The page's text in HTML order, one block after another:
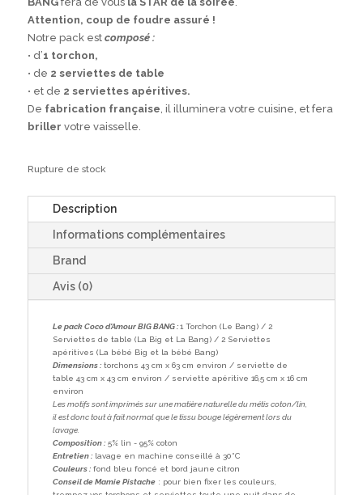
Attention, coup de foudre assuré !
Notre pack est composé :
• d’1 torchon,
• de 2 serviettes de table
• et de 2 serviettes apéritives.
De fabrication française, il illuminera votre cuisine, et fera
briller votre vaisselle.
Rupture de stock
Description
Informations complémentaires
Brand
Avis (0)
Le pack Coco d'Amour BIG BANG : 1 Torchon (Le Bang) / 2
Serviettes de table (La Big et La Bang) / 2 Serviettes
apéritives (La bébé Big et la bébé Bang)
Dimensions :torchons 43 cm x 63 cm environ / serviette de
table 43 cm x 43 cm environ / serviette apéritive 16,5 cm x 16 cm
environ
Les motifs sont imprimés sur une matière naturelle du métis coton/lin,
il est donc tout à fait normal que le tissu bouge légèrement lors du
lavage.
Composition :5% lin - 95% coton
Entretien :lavage en machine conseillé à 30°C
Couleurs :fond bleu foncé et bord jaune citron
Conseil de Mamie Pistache: pour bien fixer les couleurs,